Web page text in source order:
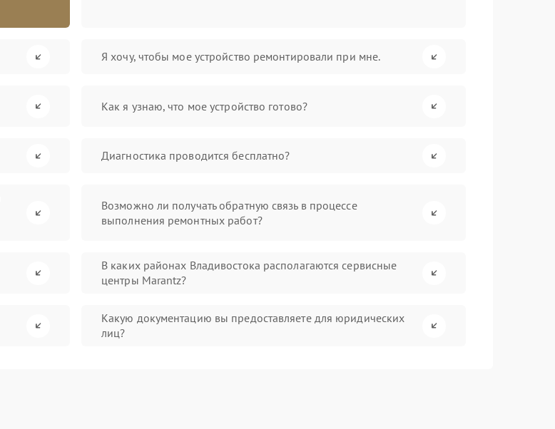
Я хочу, чтобы мое устройство ремонтировали при мне.
Как я узнаю, что мое устройство готово?
Диагностика проводится бесплатно?
Возможно ли получать обратную связь в процессе
выполнения ремонтных работ?
В каких районах Владивостока располагаются сервисные
центры Marantz?
Какую документацию вы предоставляете для юридических
лиц?